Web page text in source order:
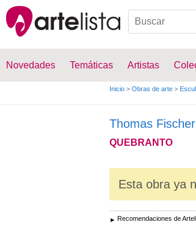
Novedades Temáticas Artistas
Inicio > Obras de arte >
Thomas
QUEBRANTO
Esta obra ya
Recomendaciones de